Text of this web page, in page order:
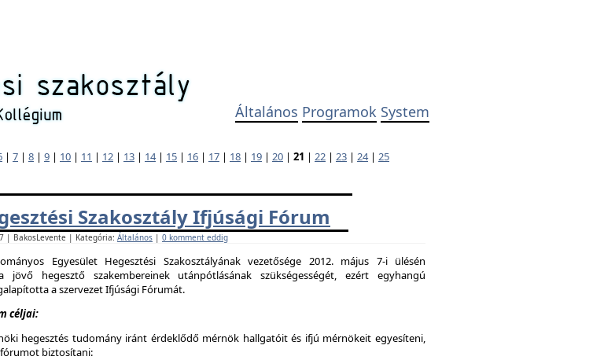
Általános Programok System
| 7 | 8 | 9 | 10 | 11 | 12 | 13 | 14| 15 | 16 | 17 | 18 | 19 | 20 | 21 | 22 | 23 | 24| 25
Szakosztály Ifjúsági Fórum
| BakosLevente | Kategória: Általános | 0 komment eddig
Egyesület Hegesztési Szakosztályának vezetősége 2012. május 7-i ülésén
jövő hegesztő szakembereinek utánpótlásának szükségességét, ezért egyhangú
a szervezet Ifjúsági Fórumát.
céljai:
hegesztés tudomány iránt érdeklődő mérnök hallgatóit és ifjú mérnökeit egyesíteni,
biztosítani: